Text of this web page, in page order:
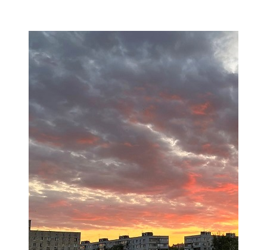
106,2 FM
Минзәлә
107,3 FM
Мөслим
100,0 FM
Нурлат
104,7 FM
Олы Әтнә
71,42 FM